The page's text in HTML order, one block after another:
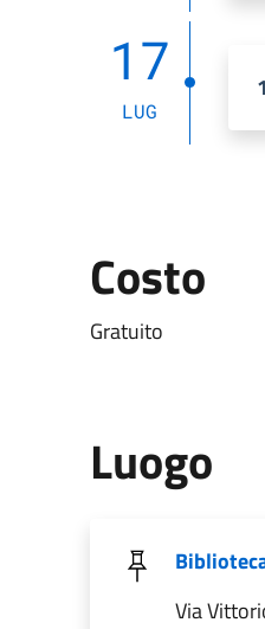
17
LUG
Costo
Gratuito
Luogo
Via